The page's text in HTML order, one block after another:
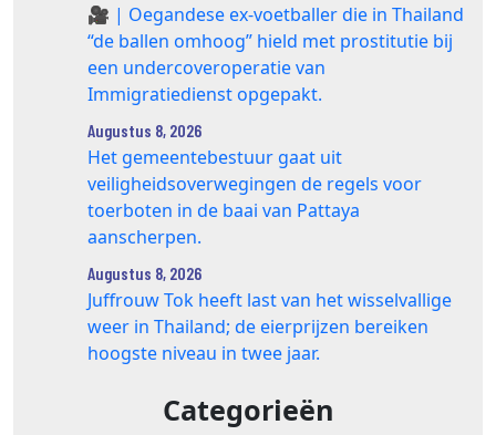
🎥 | Oegandese ex-voetballer die in Thailand
“de ballen omhoog” hield met prostitutie bij
een undercoveroperatie van
Immigratiedienst opgepakt.
Augustus 8, 2026
Het gemeentebestuur gaat uit
veiligheidsoverwegingen de regels voor
toerboten in de baai van Pattaya
aanscherpen.
Augustus 8, 2026
Juffrouw Tok heeft last van het wisselvallige
weer in Thailand; de eierprijzen bereiken
hoogste niveau in twee jaar.
Categorieën